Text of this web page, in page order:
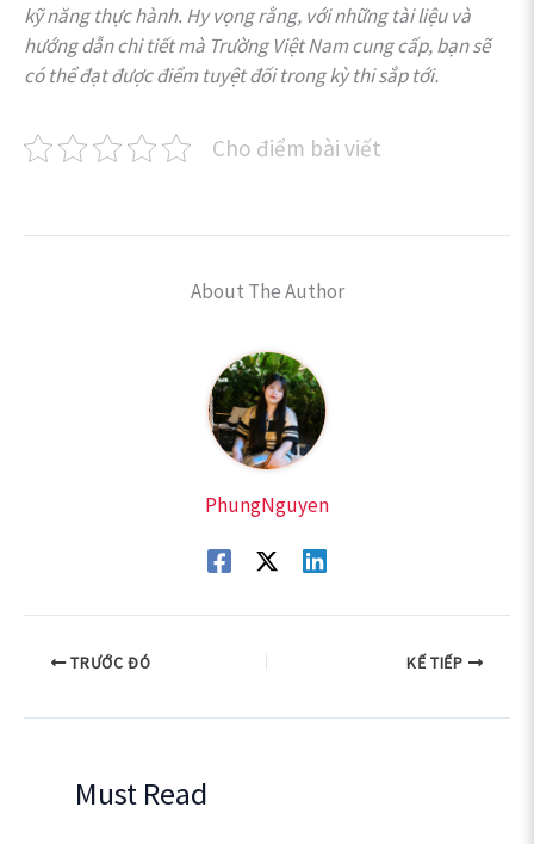
kỹ năng thực hành. Hy vọng rằng, với những tài liệu và
hướng dẫn chi tiết mà Trường Việt Nam cung cấp, bạn sẽ
có thể đạt được điểm tuyệt đối trong kỳ thi sắp tới.
Cho điểm bài viết
About The Author
PhungNguyen
TRƯỚC ĐÓ KẾ TIẾP
Must Read